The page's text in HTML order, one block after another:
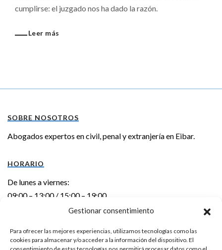
Gestionar consentimiento
Para ofrecer las mejores experiencias, utilizamos tecnologías como las
cookies para almacenar y/o acceder a la información del dispositivo. El
cumplirse: el juzgado nos ha dado la razón.
Leer más
SOBRE NOSOTROS
Abogados expertos en civil, penal y extranjería en Eibar.
HORARIO
De lunes a viernes:
09:00 – 13:00 / 15:00 – 19:00
Errebal kalea 6 – 1º izda.